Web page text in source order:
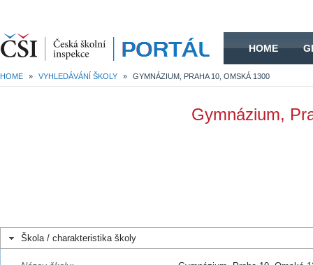
HOME
HOME » VYHLEDÁVÁNÍ ŠKOLY » GYMNÁZIUM, PRAHA 10, OMSKÁ 1300
Gymnázium,
Škola / charakteristika školy